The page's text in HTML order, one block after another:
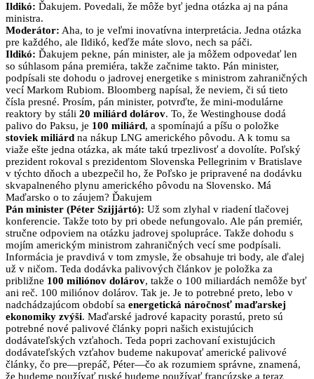
Ildikó: Ďakujem. Povedali, že môže byť jedna otázka aj na pána
ministra.
Moderátor: Aha, to je veľmi inovatívna interpretácia. Jedna otázka
pre každého, ale Ildikó, keďže máte slovo, nech sa páči.
Ildikó: Ďakujem pekne, pán minister, ale ja môžem odpovedať len
so súhlasom pána premiéra, takže začnime takto. Pán minister,
podpísali ste dohodu o jadrovej energetike s ministrom zahraničných
vecí Markom Rubiom. Bloomberg napísal, že neviem, či sú tieto
čísla presné. Prosím, pán minister, potvrďte, že mini-modulárne
reaktory by stáli 20 miliárd dolárov. To, že Westinghouse dodá
palivo do Paksu, je 100 miliárd, a spomínajú a píšu o položke
stoviek miliárd na nákup LNG amerického pôvodu. A k tomu sa
viaže ešte jedna otázka, ak máte takú trpezlivosť a dovolíte. Poľský
prezident rokoval s prezidentom Slovenska Pellegrinim v Bratislave
v týchto dňoch a ubezpečil ho, že Poľsko je pripravené na dodávku
skvapalneného plynu amerického pôvodu na Slovensko. Má
Maďarsko o to záujem? Ďakujem
Pán minister (Péter Szijjártó): Už som zlyhal v riadení tlačovej
konferencie. Takže toto by pri obede nefungovalo. Ale pán premiér,
stručne odpoviem na otázku jadrovej spolupráce. Takže dohodu s
mojím americkým ministrom zahraničných vecí sme podpísali.
Informácia je pravdivá v tom zmysle, že obsahuje tri body, ale ďalej
už v ničom. Teda dodávka palivových článkov je položka za
približne 100 miliónov dolárov, takže o 100 miliardách nemôže byť
ani reč. 100 miliónov dolárov. Tak je. Je to potrebné preto, lebo v
nadchádzajúcom období sa energetická náročnosť maďarskej
ekonomiky zvýši. Maďarské jadrové kapacity porastú, preto sú
potrebné nové palivové články popri našich existujúcich
dodávateľských vzťahoch. Teda popri zachovaní existujúcich
dodávateľských vzťahov budeme nakupovať americké palivové
články, čo pre—prepáč, Péter—čo ak rozumiem správne, znamená,
že budeme používať ruské budeme používať francúzske a teraz